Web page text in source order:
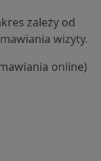
zależy od
wizyty.
online)